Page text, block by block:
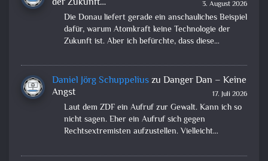
3. August 2026
Die Donau liefert gerade ein anschauliches Beispiel
dafür, warum Atomkraft keine Technologie der
Zukunft ist. Aber ich befürchte, dass diese…
Daniel Jörg Schuppeliuszu Danger Dan – Keine
Angst
17. Juli 2026
Laut dem ZDF ein Aufruf zur Gewalt. Kann ich so
nicht sagen. Eher ein Aufruf sich gegen
Rechtsextremisten aufzustellen. Vielleicht…